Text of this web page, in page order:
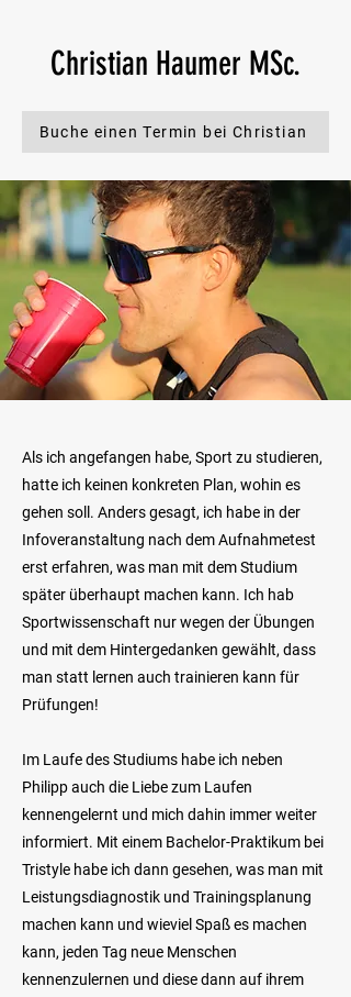
Christian Haumer MSc.
Buche einen Termin bei Christian
Als ich angefangen habe, Sport zu studieren,
hatte ich keinen konkreten Plan, wohin es
gehen soll. Anders gesagt, ich habe in der
Infoveranstaltung nach dem Aufnahmetest
erst erfahren, was man mit dem Studium
später überhaupt machen kann. Ich hab
Sportwissenschaft nur wegen der Übungen
und mit dem Hintergedanken gewählt, dass
man statt lernen auch trainieren kann für
Prüfungen!
Im Laufe des Studiums habe ich neben
Philipp auch die Liebe zum Laufen
kennengelernt und mich dahin immer weiter
informiert. Mit einem Bachelor-Praktikum bei
Tristyle habe ich dann gesehen, was man mit
Leistungsdiagnostik und Trainingsplanung
machen kann und wieviel Spaß es machen
kann, jeden Tag neue Menschen
kennenzulernen und diese dann auf ihrem